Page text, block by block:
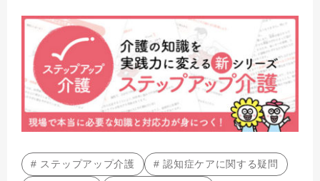
# ステップアップ介護 # 認知症ケアに関する疑問